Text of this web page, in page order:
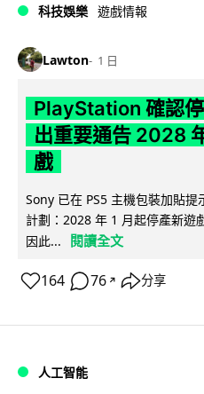
科技娛樂 遊戲情報
Lawton 1 日
PlayStation 確認
出重要通告 2028
戲
Sony 已在 PS5 主機包裝加貼
計劃：2028 年 1 月起停產新遊
因此...
閱讀全文
164 76 ↗ 分享
人工智能